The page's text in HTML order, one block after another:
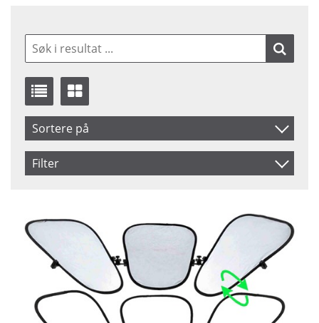
Sortere på
Benämning
Filter